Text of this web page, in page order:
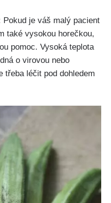
Pokud je váš malý pacient
také vysokou ⁣horečkou,
pomoc. Vysoká teplota
o virovou nebo
třeba léčit pod ⁢dohledem⁣